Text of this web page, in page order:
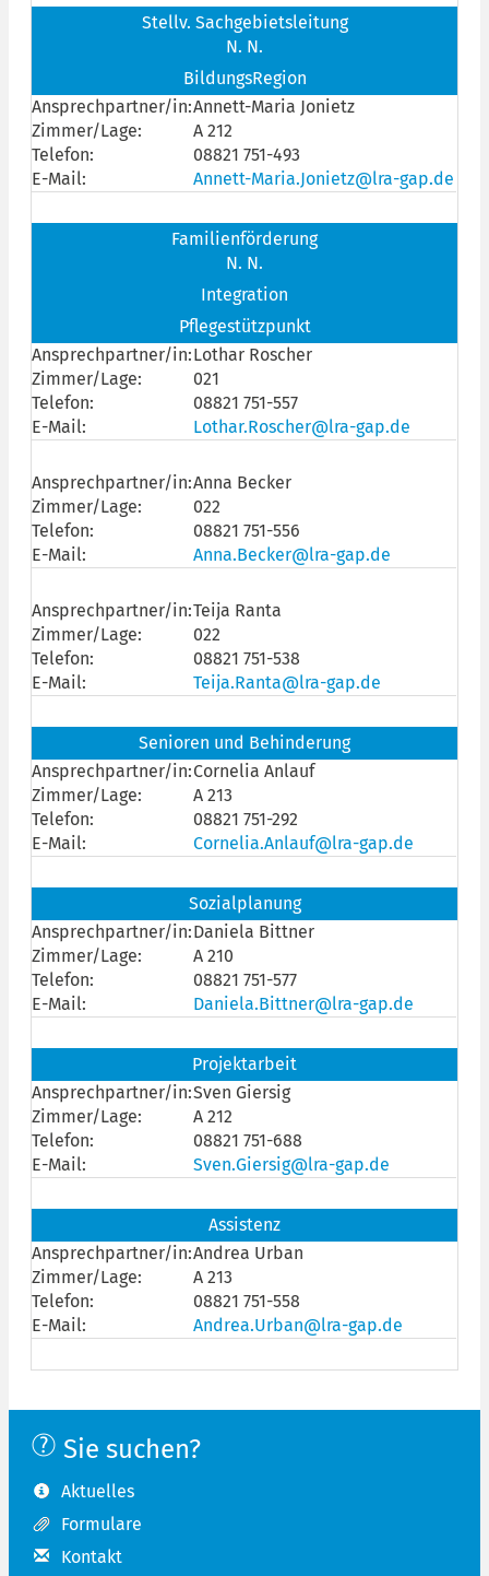
Stellv. Sachgebietsleitung
N. N.
BildungsRegion
Ansprechpartner/in:Annett-Maria Jonietz
Zimmer/Lage:
A 212
Telefon:
08821 751-493
E-Mail:
Annett-Maria.Jonietz@lra-gap.de
Familienförderung
N. N.
Integration
Pflegestützpunkt
Ansprechpartner/in:Lothar Roscher
Zimmer/Lage:
021
Telefon:
08821 751-557
E-Mail:
Lothar.Roscher@lra-gap.de
Ansprechpartner/in:Anna Becker
Zimmer/Lage:
022
Telefon:
08821 751-556
E-Mail:
Anna.Becker@lra-gap.de
Ansprechpartner/in:Teija Ranta
Zimmer/Lage:
022
Telefon:
08821 751-538
E-Mail:
Teija.Ranta@lra-gap.de
Senioren und Behinderung
Ansprechpartner/in:Cornelia Anlauf
Zimmer/Lage:
A 213
Telefon:
08821 751-292
E-Mail:
Cornelia.Anlauf@lra-gap.de
Sozialplanung
Ansprechpartner/in:Daniela Bittner
Zimmer/Lage:
A 210
Telefon:
08821 751-577
E-Mail:
Daniela.Bittner@lra-gap.de
Projektarbeit
Ansprechpartner/in:Sven Giersig
Zimmer/Lage:
A 212
Telefon:
08821 751-688
E-Mail:
Sven.Giersig@lra-gap.de
Assistenz
Ansprechpartner/in:Andrea Urban
Zimmer/Lage:
A 213
Telefon:
08821 751-558
E-Mail:
Andrea.Urban@lra-gap.de
Sie suchen?
Aktuelles
Formulare
Kontakt